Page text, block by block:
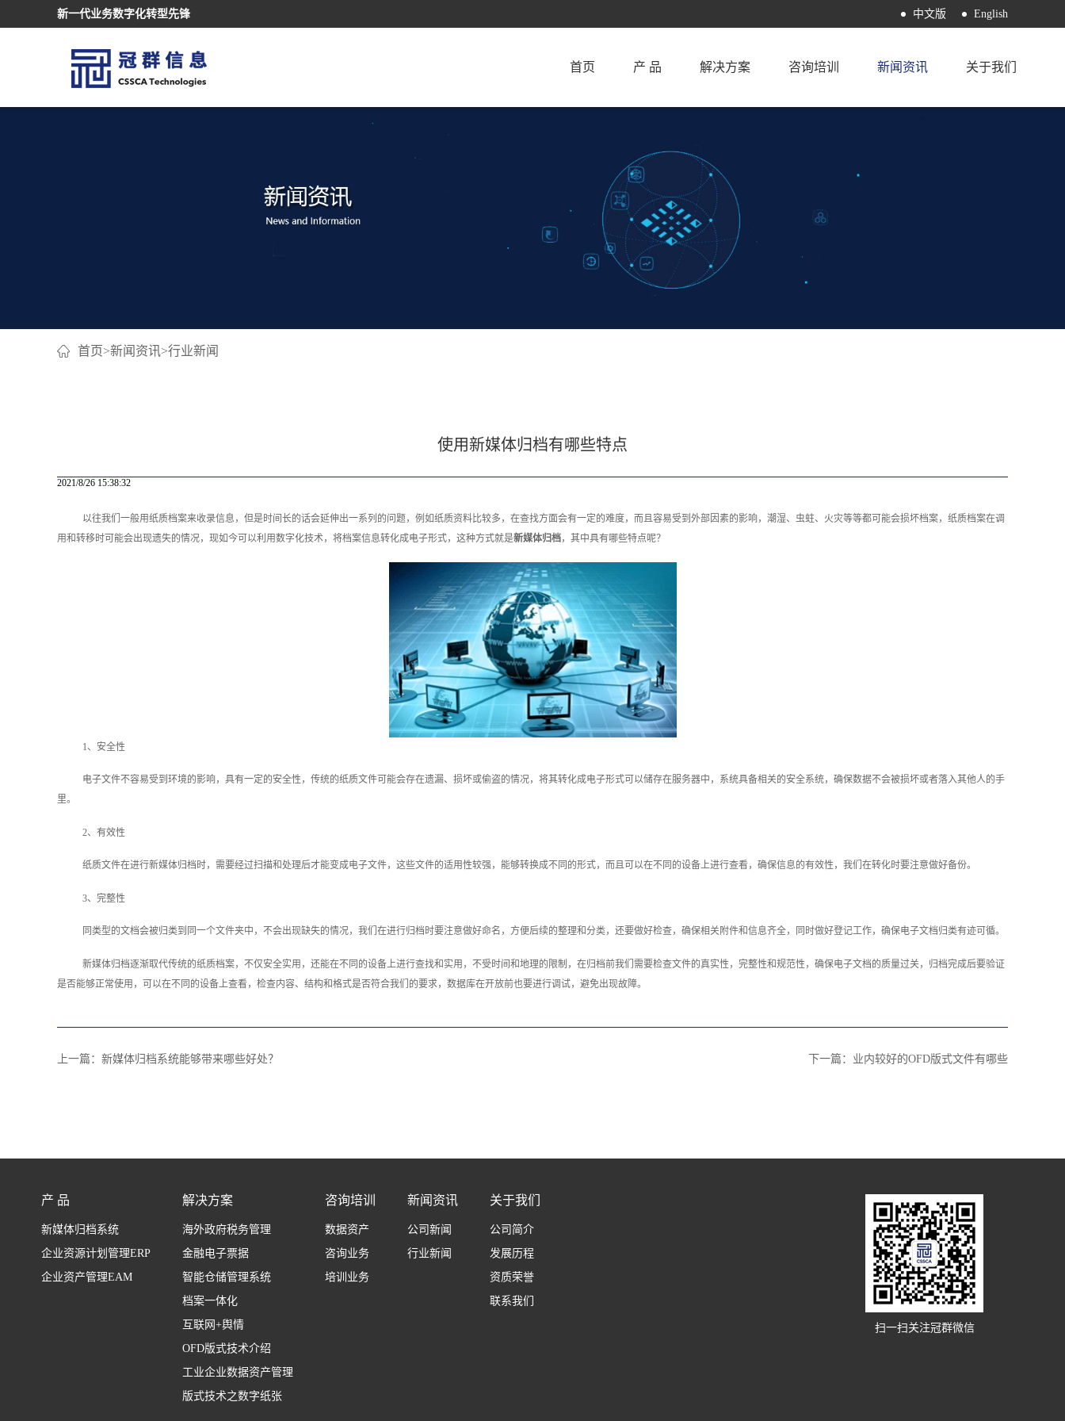
新一代业务数字化转型先锋 中文版 English
首页 产 品 解决方案 咨询培训 新闻资讯 关于我们
首页>新闻资讯>行业新闻
使用新媒体归档有哪些特点
2021/8/26 15:38:32
以往我们一般用纸质档案来收录信息，但是时间长的话会延伸出一系列的问题，例如纸质资料比较多，在查找方面会有一定的难度，而且容易受到外部因素的影响，潮湿、虫蛀、火灾等等都可能会损坏档案，纸质档案在调
用和转移时可能会出现遗失的情况，现如今可以利用数字化技术，将档案信息转化成电子形式，这种方式就是新媒体归档，其中具有哪些特点呢？
1、安全性
电子文件不容易受到环境的影响，具有一定的安全性，传统的纸质文件可能会存在遗漏、损坏或偷盗的情况，将其转化成电子形式可以储存在服务器中，系统具备相关的安全系统，确保数据不会被损坏或者落入其他人的手
里。
2、有效性
纸质文件在进行新媒体归档时，需要经过扫描和处理后才能变成电子文件，这些文件的适用性较强，能够转换成不同的形式，而且可以在不同的设备上进行查看，确保信息的有效性，我们在转化时要注意做好备份。
3、完整性
同类型的文档会被归类到同一个文件夹中，不会出现缺失的情况，我们在进行归档时要注意做好命名，方便后续的整理和分类，还要做好检查，确保相关附件和信息齐全，同时做好登记工作，确保电子文档归类有迹可循。
新媒体归档逐渐取代传统的纸质档案，不仅安全实用，还能在不同的设备上进行查找和实用，不受时间和地理的限制，在归档前我们需要检查文件的真实性，完整性和规范性，确保电子文档的质量过关，归档完成后要验证
是否能够正常使用，可以在不同的设备上查看，检查内容、结构和格式是否符合我们的要求，数据库在开放前也要进行调试，避免出现故障。
上一篇： 新媒体归档系统能够带来哪些好处？ 下一篇： 业内较好的OFD版式文件有哪些
产 品
新媒体归档系统
企业资源计划管理ERP
企业资产管理EAM
解决方案
海外政府税务管理
金融电子票据
智能仓储管理系统
档案一体化
互联网+舆情
OFD版式技术介绍
工业企业数据资产管理
版式技术之数字纸张
咨询培训
数据资产
咨询业务
培训业务
新闻资讯
公司新闻
行业新闻
关于我们
公司简介
发展历程
资质荣誉
联系我们
扫一扫关注冠群微信